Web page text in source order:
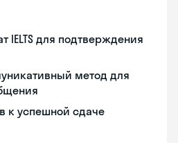
IELTS для подтверждения
метод для
к успешной сдаче